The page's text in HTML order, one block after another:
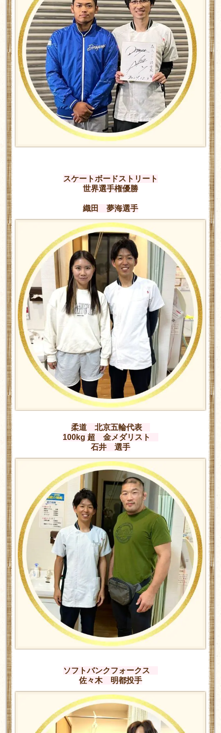
スケートボードストリート
世界選手権優勝
織田 夢海選手
柔道 北京五輪代表
100kg 超 金メダリスト
石井 選手
ソフトバンクフォークス
佐々木 明都投手